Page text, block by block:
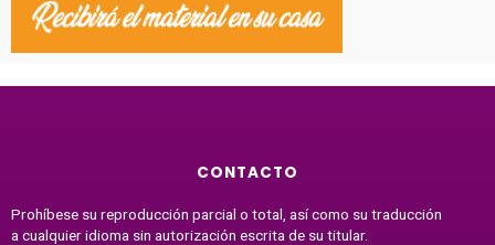
CONTACTO
Prohíbese su reproducción parcial o total, así como su traducción
a cualquier idioma sin autorización escrita de su titular.